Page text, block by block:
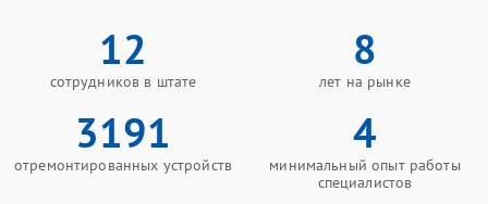
12
сотрудников в штате
8
лет на рынке
3191
отремонтированных устройств
4
минимальный опыт работы
специалистов